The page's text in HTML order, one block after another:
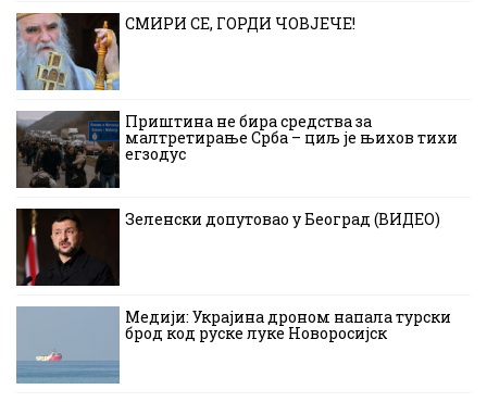
СМИРИ СЕ, ГОРДИ ЧОВЈЕЧЕ!
Приштина не бира средства за
малтретирање Срба – циљ је њихов тихи
егзодус
Зеленски допутовао у Београд (ВИДЕО)
Медији: Украјина дроном напала турски
брод код руске луке Новоросијск